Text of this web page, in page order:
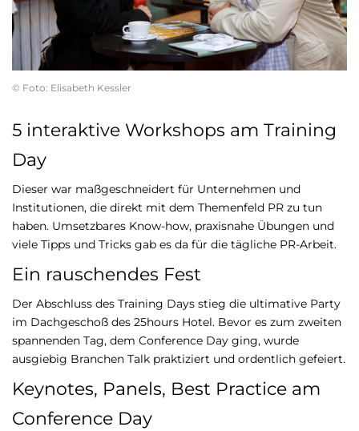
© Foto: Elisabeth Kessler
5 interaktive Workshops am Training
Day
Dieser war maßgeschneidert für Unternehmen und
Institutionen, die direkt mit dem Themenfeld PR zu tun
haben. Umsetzbares Know-how, praxisnahe Übungen und
viele Tipps und Tricks gab es da für die tägliche PR-Arbeit.
Ein rauschendes Fest
Der Abschluss des Training Days stieg die ultimative Party
im Dachgeschoß des 25hours Hotel. Bevor es zum zweiten
spannenden Tag, dem Conference Day ging, wurde
ausgiebig Branchen Talk praktiziert und ordentlich gefeiert.
Keynotes, Panels, Best Practice am
Conference Day